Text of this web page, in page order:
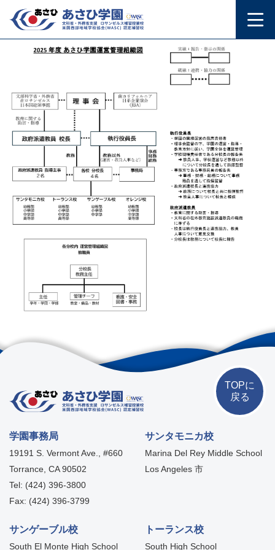
TOPに
戻る
学園事務局
19191 S. Vermont Ave., #660
Torrance, CA 90502
Tel: (424) 396-3800
Fax: (424) 396-3799
サンタモニカ校
Marina Del Rey Middle School
Los Angeles 市
サンゲーブル校
South El Monte High School
トーランス校
South High School